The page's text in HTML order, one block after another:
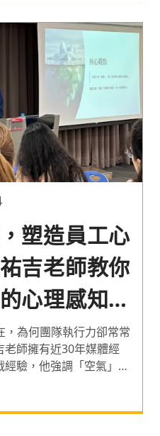
塑造員工心
吉老師教你
心理感知與
，為何團隊執行力卻常常
師擁有近30年媒體經
驗，他強調「空氣」等
的團隊，績效會提高許
企業內訓的「雞精」，
裝等商務實戰情境，為